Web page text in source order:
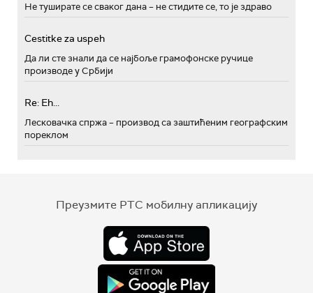
Не туширате се сваког дана – не стидите се, то је здраво
Cestitke za uspeh
Да ли сте знали да се најбоље грамофонске ручице
производе у Србији
Re: Eh...
Лесковачка спржа – производ са заштићеним географским
пореклом
Преузмите РТС мобилну апликацију